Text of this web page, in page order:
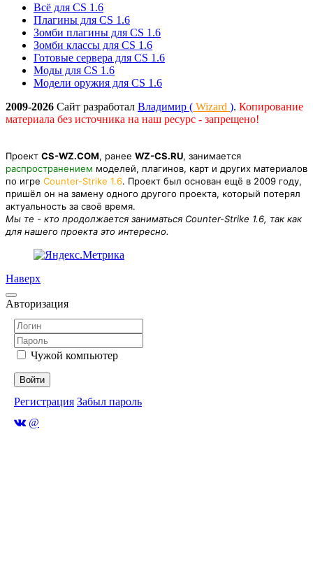
Всё для CS 1.6
Плагины для CS 1.6
Зомби плагины для CS 1.6
Зомби классы для CS 1.6
Готовые сервера для CS 1.6
Моды для CS 1.6
Модели оружия для CS 1.6
2009-2026 Сайт разработал Владимир ( Wizard ). Копирование
материала без источника на наш ресурс - запрещено!
Проект CS-WZ.COM, ранее WZ-CS.RU, занимается
распространением моделей, плагинов, карт и других материалов
по игре Counter-Strike 1.6. Проект был основан ещё в 2009 году,
пришёл он на замену одного другого проекта, который потерял
актуальность за своё время.
Мы те - кто продолжается заниматься Counter-Strike 1.6, так как
для нашего проекта это интересно.
Наверх
Авторизация
Чужой компьютер
Войти
Регистрация Забыл пароль
@